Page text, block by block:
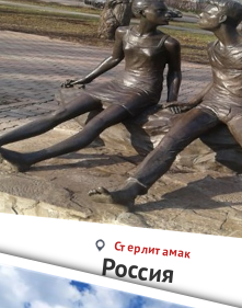
Стерлитамак
Россия